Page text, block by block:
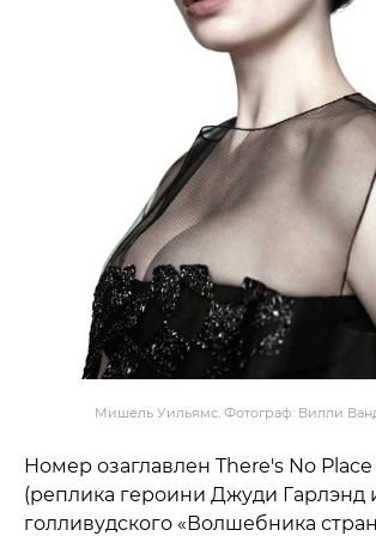
Мишель Уильямс. Фотограф: Вилли
Номер озаглавлен There's No
(реплика героини Джуди Гарлэнд из первого
голливудского «Волшебника